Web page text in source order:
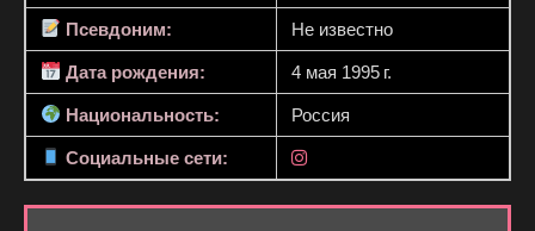
Псевдоним: Не известно
Дата рождения: 4 мая 1995 г.
Национальность: Россия
Социальные сети: